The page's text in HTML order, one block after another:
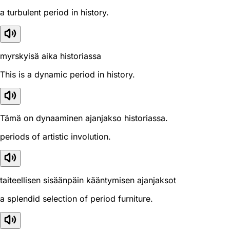
a turbulent period in history.
myrskyisä aika historiassa
This is a dynamic period in history.
Tämä on dynaaminen ajanjakso historiassa.
periods of artistic involution.
taiteellisen sisäänpäin kääntymisen ajanjaksot
a splendid selection of period furniture.